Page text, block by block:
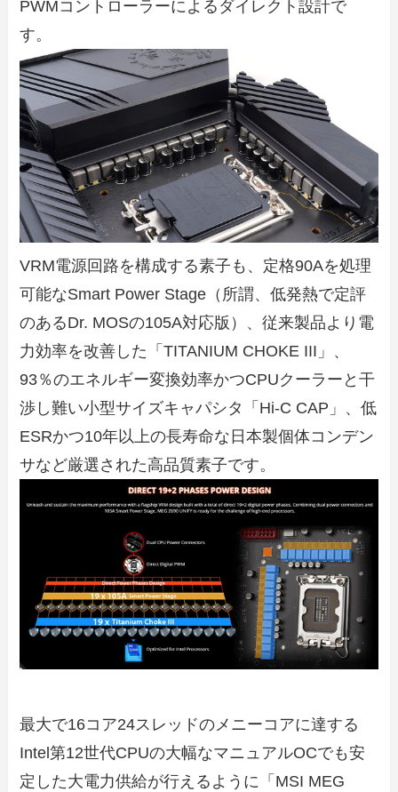
PWMコントローラーによるダイレクト設計で
す。
VRM電源回路を構成する素子も、定格90Aを処理
可能なSmart Power Stage（所謂、低発熱で定評
のあるDr. MOSの105A対応版）、従来製品より電
力効率を改善した「TITANIUM CHOKE III」、
93％のエネルギー変換効率かつCPUクーラーと干
渉し難い小型サイズキャパシタ「Hi-C CAP」、低
ESRかつ10年以上の長寿命な日本製個体コンデン
サなど厳選された高品質素子です。
最大で16コア24スレッドのメニーコアに達する
Intel第12世代CPUの大幅なマニュアルOCでも安
定した大電力供給が行えるように「MSI MEG